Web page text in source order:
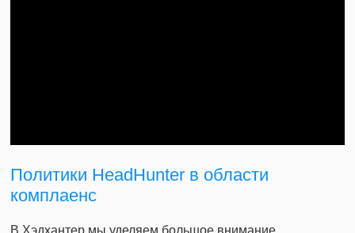
Политики HeadHunter в области
комплаенс